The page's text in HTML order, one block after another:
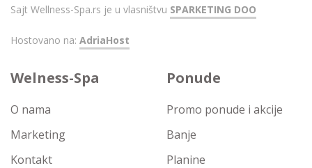
Sajt Wellness-Spa.rs je u vlasništvu SPARKETING DOO
Hostovano na: AdriaHost
Welness-Spa
O nama
Marketing
Kontakt
Ponude
Promo ponude i akcije
Banje
Planine